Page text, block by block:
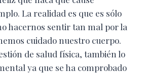
La realidad es que es sólo
hacernos sentir tan mal por la
cuidado nuestro cuerpo.
de salud física, también lo
ya que se ha comprobado